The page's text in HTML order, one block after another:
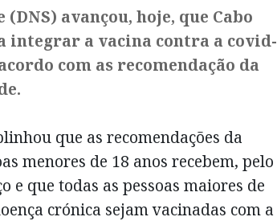
avançou, hoje, que ​Cabo
integrar a vacina contra a covid-
com as recomendação da
que as recomendações da
menores de 18 anos recebem, pelo
e que todas as pessoas maiores de
crónica sejam vacinadas com a